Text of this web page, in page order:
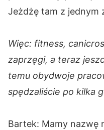
Jeżdżę tam z jednym
Więc: fitness,
zaprzęgi, a teraz
temu obydwoje
spędzaliście po kilka
Bartek: Mamy nazwę